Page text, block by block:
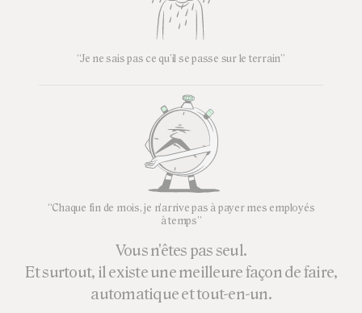
“Je ne sais pas ce qu’il se passe sur le terrain”
“Chaque fin de mois, je n'arrive pas à payer mes employés
à temps”
Vous n'êtes pas seul.
Et surtout, il existe une meilleure façon de faire,
automatique et tout-en-un.